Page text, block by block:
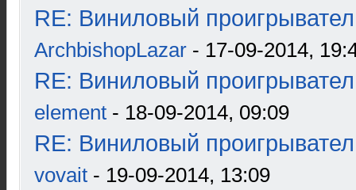
RE: Виниловый
ArchbishopLazar - 17-09-2014,
RE: Виниловый
element - 18-09-2014, 09:09
RE: Виниловый
vovait - 19-09-2014, 13:09